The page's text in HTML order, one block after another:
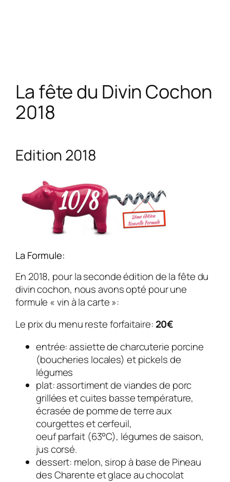
La fête du Divin Cochon
2018
Edition 2018
La Formule:
En 2018, pour la seconde édition de la fête du
divin cochon, nous avons opté pour une
formule « vin à la carte »:
Le prix du menu reste forfaitaire: 20€
entrée: assiette de charcuterie porcine
(boucheries locales) et pickels de
légumes
plat: assortiment de viandes de porc
grillées et cuites basse température,
écrasée de pomme de terre aux
courgettes et cerfeuil,
oeuf parfait (63°C), légumes de saison,
jus corsé.
dessert: melon, sirop à base de Pineau
des Charente et glace au chocolat